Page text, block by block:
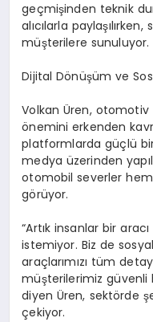
geçmişinden teknik
alıcılarla
müşterilere sunuluyor.
Dijital Dönüşüm ve
Volkan Üren,
önemini erkenden
platformlarda güçlü
medya üzerinden
otomobil severler hem
görüyor.
“Artık insanlar bir
istemiyor. Biz de
araçlarımızı tüm
müşterilerimiz güvenli
diyen Üren, sektörde
çekiyor.